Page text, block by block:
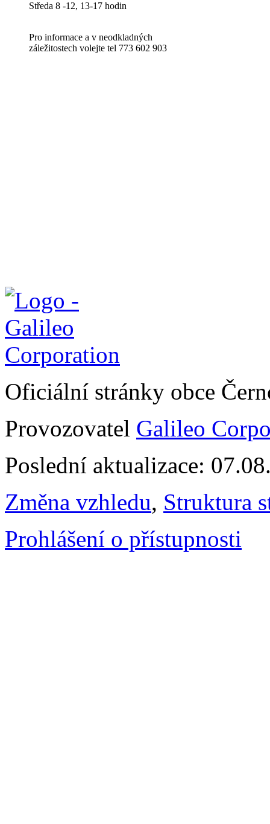
Středa 8 -12, 13-17 hodin
Pro informace a v neodkladných
záležitostech volejte tel 773 602 903
Oficiální stránky obce
Provozovatel Galileo
Poslední aktualizace:
Změna vzhledu, Struktura
Prohlášení o přístupnosti